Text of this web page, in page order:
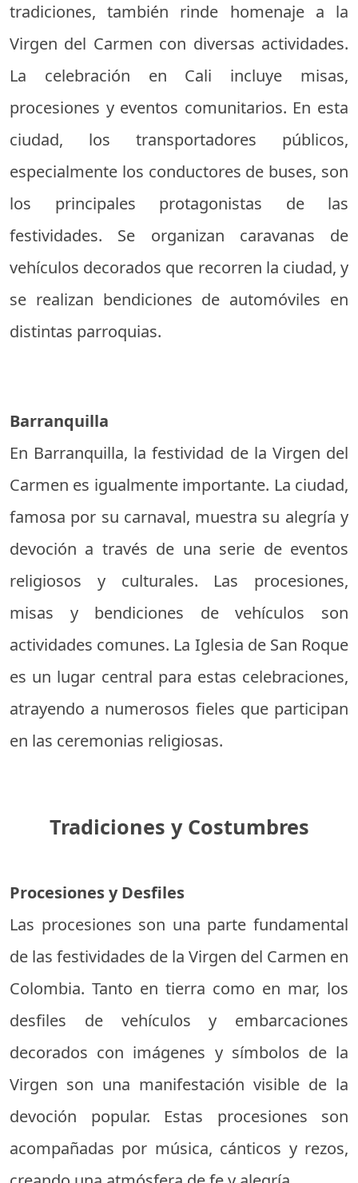
tradiciones, también rinde homenaje a la
Virgen del Carmen con diversas actividades.
La celebración en Cali incluye misas,
procesiones y eventos comunitarios. En esta
ciudad, los transportadores públicos,
especialmente los conductores de buses, son
los principales protagonistas de las
festividades. Se organizan caravanas de
vehículos decorados que recorren la ciudad, y
se realizan bendiciones de automóviles en
distintas parroquias.
Barranquilla
En Barranquilla, la festividad de la Virgen del
Carmen es igualmente importante. La ciudad,
famosa por su carnaval, muestra su alegría y
devoción a través de una serie de eventos
religiosos y culturales. Las procesiones,
misas y bendiciones de vehículos son
actividades comunes. La Iglesia de San Roque
es un lugar central para estas celebraciones,
atrayendo a numerosos fieles que participan
en las ceremonias religiosas.
Tradiciones y Costumbres
Procesiones y Desfiles
Las procesiones son una parte fundamental
de las festividades de la Virgen del Carmen en
Colombia. Tanto en tierra como en mar, los
desfiles de vehículos y embarcaciones
decorados con imágenes y símbolos de la
Virgen son una manifestación visible de la
devoción popular. Estas procesiones son
acompañadas por música, cánticos y rezos,